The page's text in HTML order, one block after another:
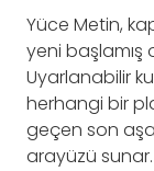
Yüce Metin,
yeni başlamış
Uyarlanabilir
herhangi bir
geçen son
arayüzü sunar.